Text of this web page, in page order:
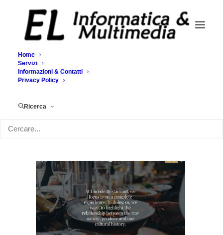
Home
Servizi
Informazioni & Contatti
Privacy Policy
Ricerca
Demo media 972508640